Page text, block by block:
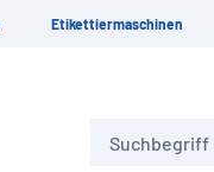
Etikettiermaschinen